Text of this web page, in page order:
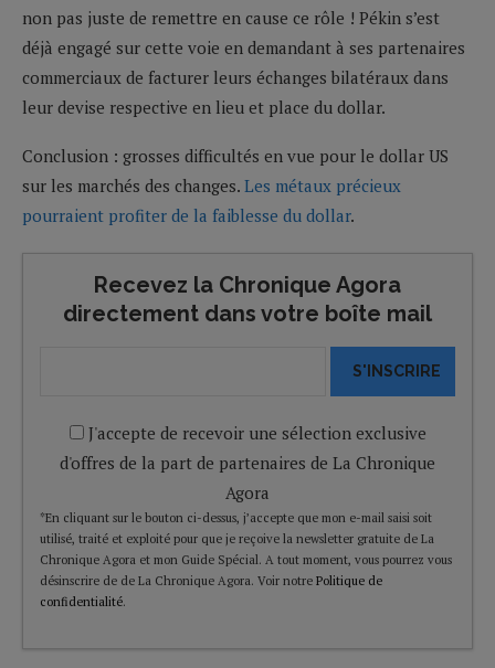
non pas juste de remettre en cause ce rôle ! Pékin s’est
déjà engagé sur cette voie en demandant à ses partenaires
commerciaux de facturer leurs échanges bilatéraux dans
leur devise respective en lieu et place du dollar.
Conclusion : grosses difficultés en vue pour le dollar US
sur les marchés des changes. Les métaux précieux
pourraient profiter de la faiblesse du dollar.
Recevez la Chronique Agora
directement dans votre boîte mail
S'INSCRIRE
J'accepte de recevoir une sélection exclusive
d'offres de la part de partenaires de La Chronique
Agora
*En cliquant sur le bouton ci-dessus, j’accepte que mon e-mail saisi soit
utilisé, traité et exploité pour que je reçoive la newsletter gratuite de La
Chronique Agora et mon Guide Spécial. A tout moment, vous pourrez vous
désinscrire de de La Chronique Agora. Voir notre Politique de
confidentialité.